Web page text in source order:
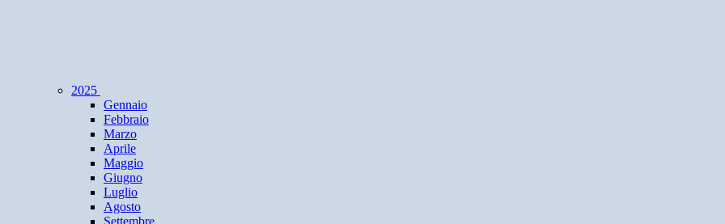
2025
Gennaio
Febbraio
Marzo
Aprile
Maggio
Giugno
Luglio
Agosto